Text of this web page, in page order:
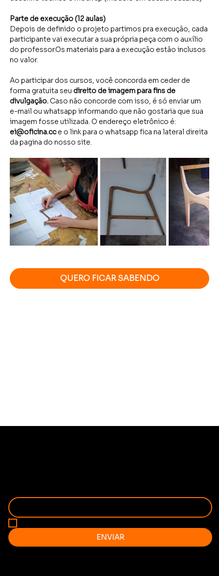
Parte de execução (12 aulas)
Depois de definido o projeto partimos pra execução, cada
participante vai executar a sua própria peça com o auxílio
do professor.Os materiais para a execução estão inclusos
no valor.
Ao participar dos cursos, você concorda em ceder de
forma gratuita seu direito de imagem para fins de
divulgação. Caso não concorde com isso, é só enviar um
e-mail ou whatsapp informando que não gostaria que sua
imagem fosse utilizada. O endereço eletrônico é:
ei@oficina.cc e o link para o whatsapp fica na lateral direita
da pagina do nosso site.
QUERO FICAR SABENDO
ENVIAR